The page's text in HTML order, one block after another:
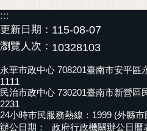
花
網
站
導
覽
訂
:::
更新日期： 115-08-07
瀏覽人次： 10328103
永華市政中心 708201臺南市安平區
1111
民治市政中心 730201臺南市新營區
2231
24小時市民服務熱線：1999 (外縣
辦公日期：
政府行政機關辦公日曆